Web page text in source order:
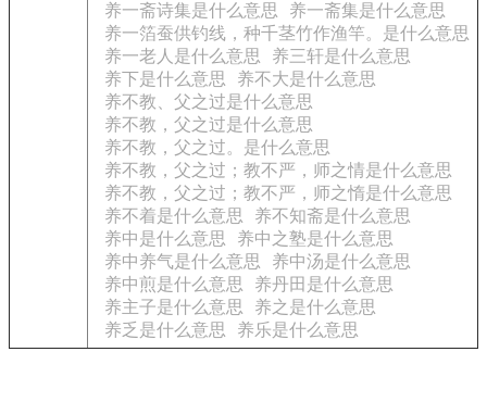
养一斋诗集是什么意思
养一斋集是什么意思
养一箔蚕供钓线，种千茎竹作渔竿。是什么意思
养一老人是什么意思
养三轩是什么意思
养下是什么意思
养不大是什么意思
养不教、父之过是什么意思
养不教，父之过是什么意思
养不教，父之过。是什么意思
养不教，父之过；教不严，师之情是什么意思
养不教，父之过；教不严，师之惰是什么意思
养不着是什么意思
养不知斋是什么意思
养中是什么意思
养中之塾是什么意思
养中养气是什么意思
养中汤是什么意思
养中煎是什么意思
养丹田是什么意思
养主子是什么意思
养之是什么意思
养乏是什么意思
养乐是什么意思